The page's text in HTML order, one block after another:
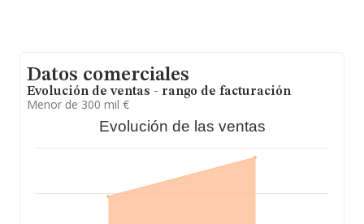
Datos comerciales
Evolución de ventas - rango de facturación
Menor de 300 mil €
Evolución de las ventas